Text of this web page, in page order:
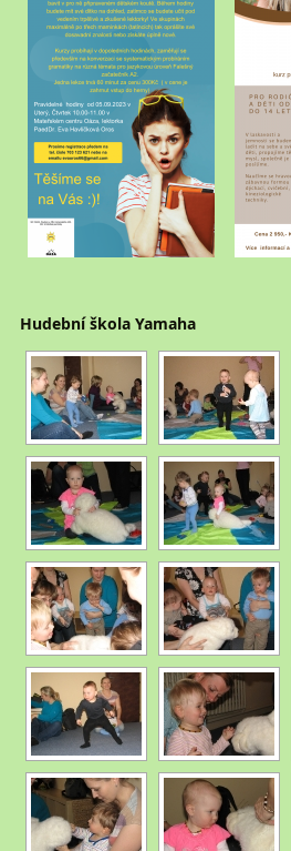
Hudební škola Yamaha